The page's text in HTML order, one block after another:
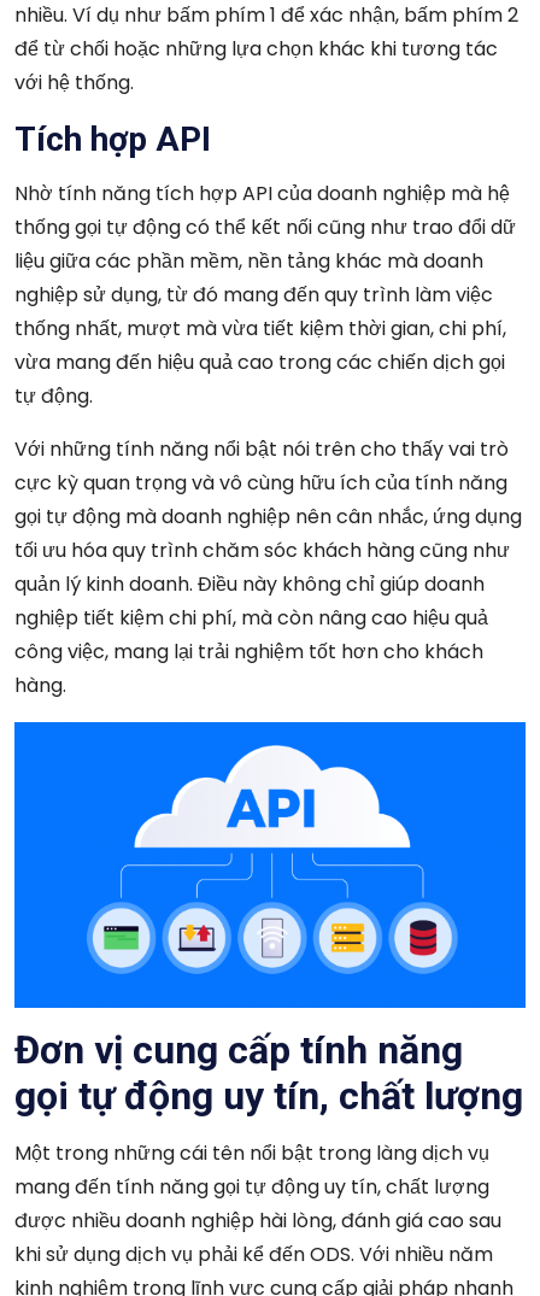
nhiều. Ví dụ như bấm phím 1 để xác nhận, bấm phím 2
để từ chối hoặc những lựa chọn khác khi tương tác
với hệ thống.
Tích hợp API
Nhờ tính năng tích hợp API của doanh nghiệp mà hệ
thống gọi tự động có thể kết nối cũng như trao đổi dữ
liệu giữa các phần mềm, nền tảng khác mà doanh
nghiệp sử dụng, từ đó mang đến quy trình làm việc
thống nhất, mượt mà vừa tiết kiệm thời gian, chi phí,
vừa mang đến hiệu quả cao trong các chiến dịch gọi
tự động.
Với những tính năng nổi bật nói trên cho thấy vai trò
cực kỳ quan trọng và vô cùng hữu ích của tính năng
gọi tự động mà doanh nghiệp nên cân nhắc, ứng dụng
tối ưu hóa quy trình chăm sóc khách hàng cũng như
quản lý kinh doanh. Điều này không chỉ giúp doanh
nghiệp tiết kiệm chi phí, mà còn nâng cao hiệu quả
công việc, mang lại trải nghiệm tốt hơn cho khách
hàng.
Đơn vị cung cấp tính năng
gọi tự động uy tín, chất lượng
Một trong những cái tên nổi bật trong làng dịch vụ
mang đến tính năng gọi tự động uy tín, chất lượng
được nhiều doanh nghiệp hài lòng, đánh giá cao sau
khi sử dụng dịch vụ phải kể đến ODS. Với nhiều năm
kinh nghiệm trong lĩnh vực cung cấp giải pháp nhanh